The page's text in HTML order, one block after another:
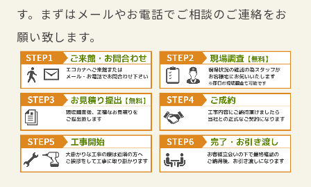
す。まずはメールやお電話でご相談のご連絡をお
願い致します。